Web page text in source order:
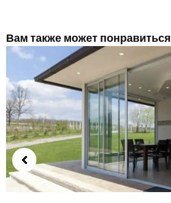
Вам также может понравиться